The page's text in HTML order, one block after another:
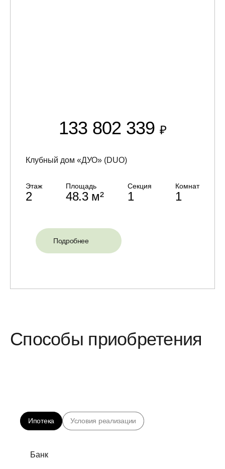
133 802 339₽
Клубный дом «ДУО» (DUO)
Этаж
2
Площадь
48.3 м²
Секция
1
Комнат
1
Подробнее
Способы приобретения
Ипотека Условия реализации
Банк